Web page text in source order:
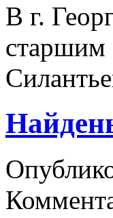
В г.
старшим